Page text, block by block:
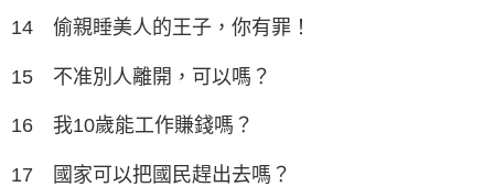
14 偷親睡美人的王子，你有罪！
15 不准別人離開，可以嗎？
16 我10歲能工作賺錢嗎？
17 國家可以把國民趕出去嗎？